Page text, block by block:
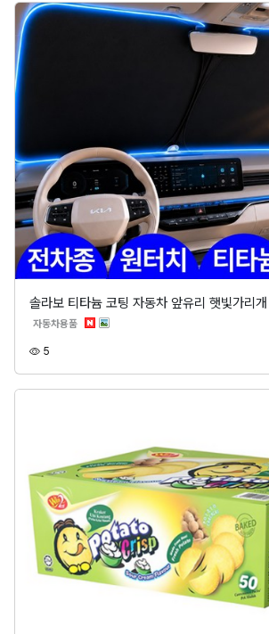
솔라보 티타늄 코팅 자동차 앞유리 햇빛가리
자동차용품분류
5